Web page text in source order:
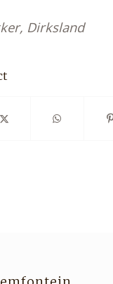
Dirksland